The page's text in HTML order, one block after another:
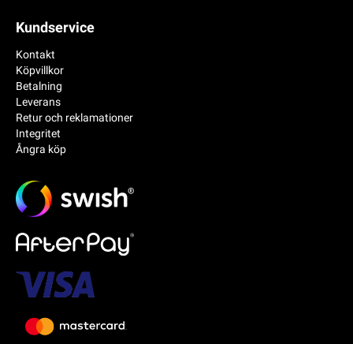
Kundservice
Kontakt
Köpvillkor
Betalning
Leverans
Retur och reklamationer
Integritet
Ångra köp